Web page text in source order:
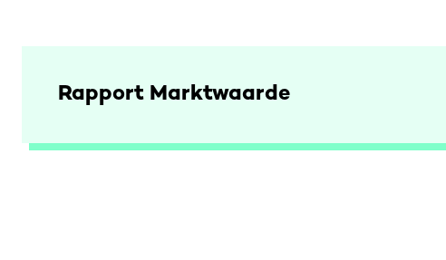
Rapport Marktwaarde